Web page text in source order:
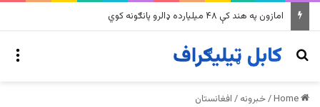
په وینزویلا کې زورورو زلزلو پراخ زیانونه اړولي
Search for
/خبرونه / افغانستان